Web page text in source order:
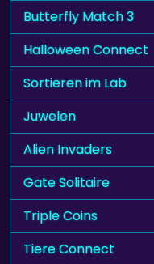
Butterfly Match 3
Halloween Connect
Sortieren im Lab
Juwelen
Alien Invaders
Gate Solitaire
Triple Coins
Tiere Connect